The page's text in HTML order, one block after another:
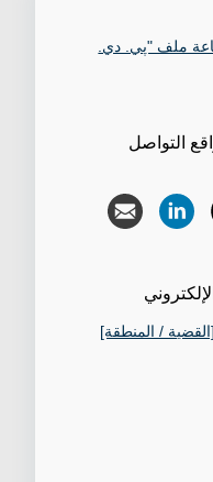
ملف "پي. دي.
التواصل
/ المنطقة]